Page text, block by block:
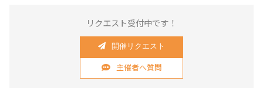
リクエスト受付中です！
開催リクエスト
主催者へ質問